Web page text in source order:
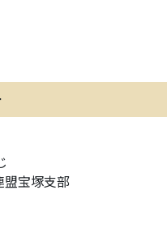
盟宝塚支部